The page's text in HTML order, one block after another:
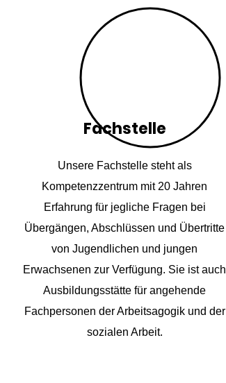
Fachstelle
Unsere Fachstelle steht als
Kompetenzzentrum mit 20 Jahren
Erfahrung für jegliche Fragen bei
Übergängen, Abschlüssen und Übertritte
von Jugendlichen und jungen
Erwachsenen zur Verfügung. Sie ist auch
Ausbildungsstätte für angehende
Fachpersonen der Arbeitsagogik und der
sozialen Arbeit.